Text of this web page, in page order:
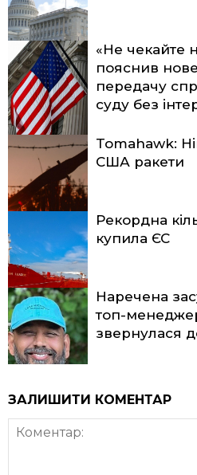
«Не чекайте
пояснив
передачу
суду без
Tomahawk:
США ракети
Рекордна
купила ЄС
Наречена
топ-
звернулася
ЗАЛИШИТИ КОМЕНТАР